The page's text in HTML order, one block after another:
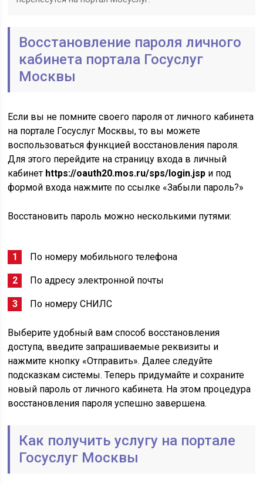
Восстановление пароля личного
кабинета портала Госуслуг
Москвы
Если вы не помните своего пароля от личного кабинета
на портале Госуслуг Москвы, то вы можете
воспользоваться функцией восстановления пароля.
Для этого перейдите на страницу входа в личный
кабинет https://oauth20.mos.ru/sps/login.jsp и под
формой входа нажмите по ссылке «Забыли пароль?»
Восстановить пароль можно несколькими путями:
По номеру мобильного телефона
По адресу электронной почты
По номеру СНИЛС
Выберите удобный вам способ восстановления
доступа, введите запрашиваемые реквизиты и
нажмите кнопку «Отправить». Далее следуйте
подсказкам системы. Теперь придумайте и сохраните
новый пароль от личного кабинета. На этом процедура
восстановления пароля успешно завершена.
Как получить услугу на портале
Госуслуг Москвы